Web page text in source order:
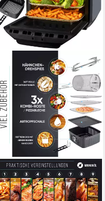
BALTER
Heißluftfritteuse, 12 Liter, Mini
Backofen, Dörrautomat, 10